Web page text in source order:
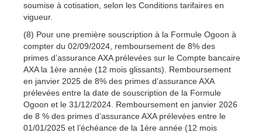
soumise à cotisation, selon les Conditions tarifaires en
vigueur.
(8) Pour une première souscription à la Formule Ogoon à
compter du 02/09/2024, remboursement de 8% des
primes d’assurance AXA prélevées sur le Compte bancaire
AXA la 1ère année (12 mois glissants). Remboursement
en janvier 2025 de 8% des primes d’assurance AXA
prélevées entre la date de souscription de la Formule
Ogoon et le 31/12/2024. Remboursement en janvier 2026
de 8 % des primes d’assurance AXA prélevées entre le
01/01/2025 et l’échéance de la 1ère année (12 mois